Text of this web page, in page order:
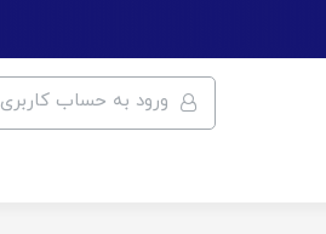
ورود به حساب کاربری